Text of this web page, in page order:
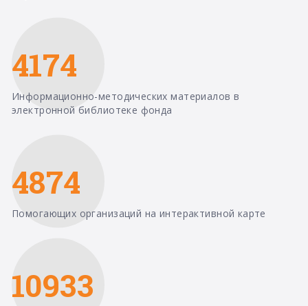
4174
Информационно-методических материалов в
электронной библиотеке фонда
4874
Помогающих организаций на интерактивной карте
10933